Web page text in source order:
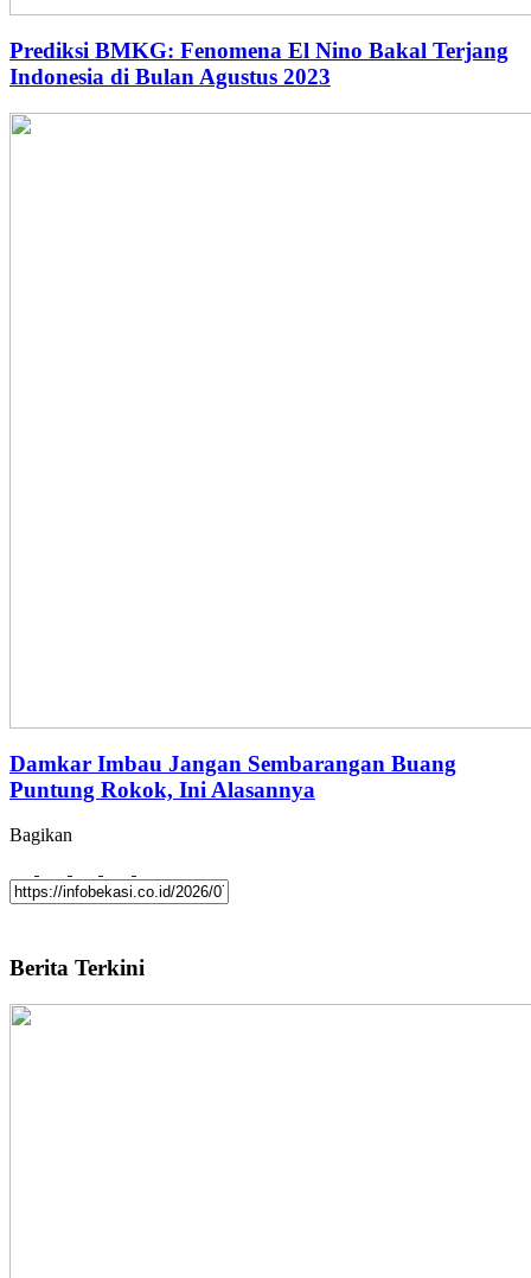
Prediksi BMKG: Fenomena El Nino Bakal Terjang
Indonesia di Bulan Agustus 2023
Damkar Imbau Jangan Sembarangan Buang
Puntung Rokok, Ini Alasannya
Bagikan
Berita Terkini